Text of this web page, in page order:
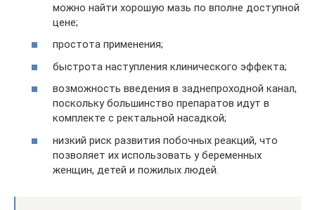
можно найти хорошую мазь по вполне доступной
цене;
простота применения;
быстрота наступления клинического эффекта;
возможность введения в заднепроходной канал,
поскольку большинство препаратов идут в
комплекте с ректальной насадкой;
низкий риск развития побочных реакций, что
позволяет их использовать у беременных
женщин, детей и пожилых людей.